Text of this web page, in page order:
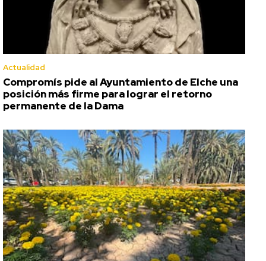
Actualidad
Compromís pide al Ayuntamiento de Elche una
posición más firme para lograr el retorno
permanente de la Dama